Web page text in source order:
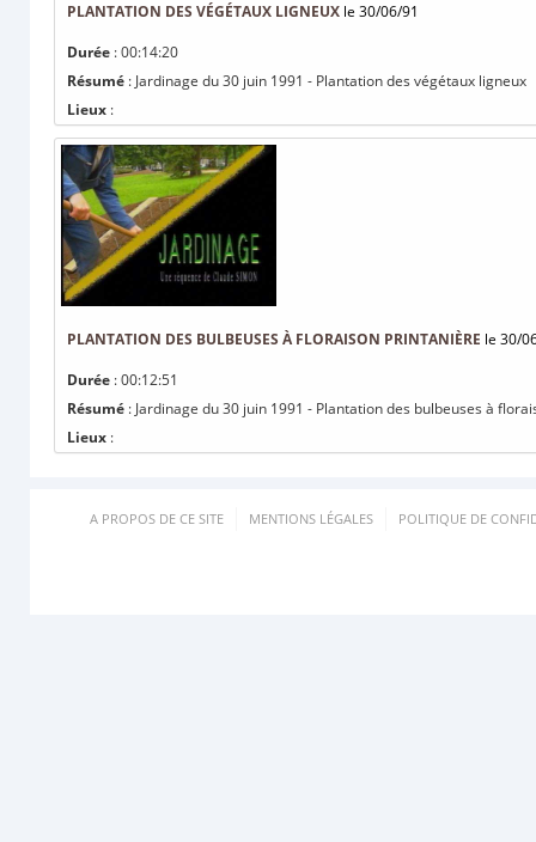
PLANTATION DES VÉGÉTAUX LIGNEUX le 30/06/91
Durée : 00:14:20
Résumé : Jardinage du 30 juin 1991 - Plantation des végétaux ligneux
Lieux :
PLANTATION DES BULBEUSES À FLORAISON PRINTANIÈRE le 30/
Durée : 00:12:51
Résumé : Jardinage du 30 juin 1991 - Plantation des bulbeuses à
Lieux :
A PROPOS DE CE SITE MENTIONS LÉGALES POLITIQUE DE